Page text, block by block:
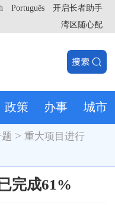
开启长者助手
Português
湾区随心配
政策 办事 城市
>重大项目进行
完成61%